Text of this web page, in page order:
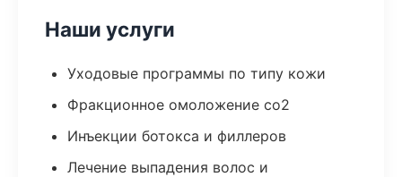
Наши услуги
Уходовые программы по типу кожи
Фракционное омоложение co2
Инъекции ботокса и филлеров
Лечение выпадения волос и